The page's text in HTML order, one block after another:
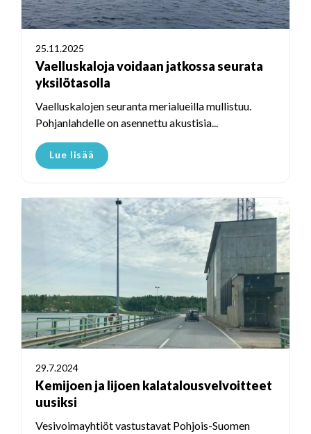
25.11.2025
Vaelluskaloja voidaan jatkossa seurata
yksilötasolla
Vaelluskalojen seuranta merialueilla mullistuu.
Pohjanlahdelle on asennettu akustisia...
Lue lisää
29.7.2024
Kemijoen ja Iijoen kalatalousvelvoitteet
uusiksi
Vesivoimayhtiöt vastustavat Pohjois-Suomen